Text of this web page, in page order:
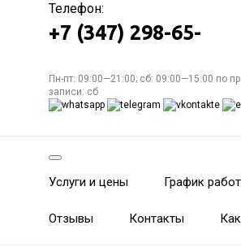
Телефон:
+7 (347) 298-65-
Пн-пт: 09:00—21:00; сб: 09:00—15:00 по
записи: сб
Услуги и цены График
Отзывы Контакты